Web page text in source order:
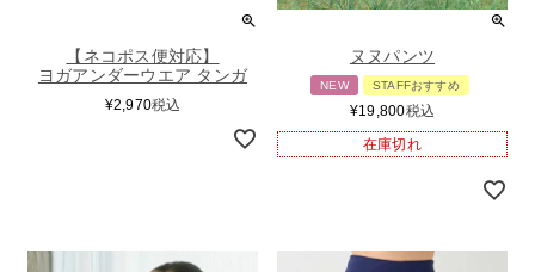
【ネコポス便対応】
ヨガアンダーウエア タンガ
¥2,970税込
ヌヌパンツ
NEW STAFFおすすめ
¥19,800税込
在庫切れ